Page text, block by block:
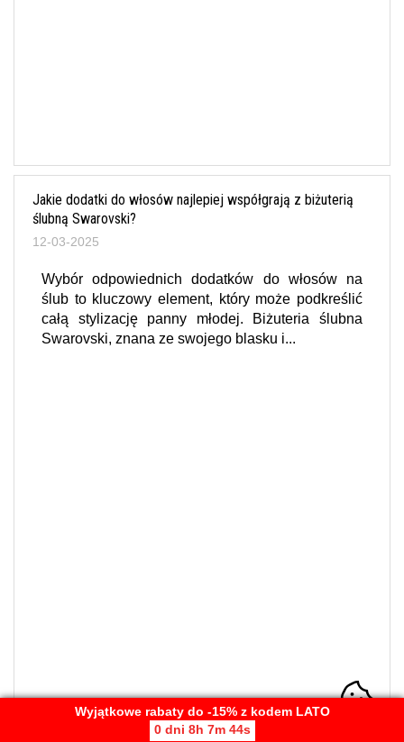
Wyjątkowe rabaty do -15% z kodem LATO
0 dni 8h 7m 44s
Jakie dodatki do włosów najlepiej współgrają z biżuterią
ślubną Swarovski?
12-03-2025
Wybór odpowiednich dodatków do włosów na
ślub to kluczowy element, który może podkreślić
całą stylizację panny młodej. Biżuteria ślubna
Swarovski, znana ze swojego blasku i...